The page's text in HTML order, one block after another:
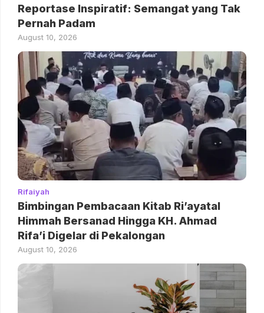
Reportase Inspiratif: Semangat yang Tak
Pernah Padam
August 10, 2026
Rifaiyah
Bimbingan Pembacaan Kitab Ri’ayatal
Himmah Bersanad Hingga KH. Ahmad
Rifa’i Digelar di Pekalongan
August 10, 2026